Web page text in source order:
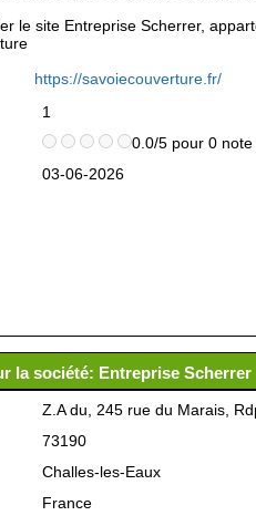
le site Entreprise Scherrer,
https://savoiecouverture.fr/
1
0.0/5 pour 0 note
03-06-2026
la société: Entreprise Scherrer
Z.A du, 245 rue du Marais,
73190
Challes-les-Eaux
France